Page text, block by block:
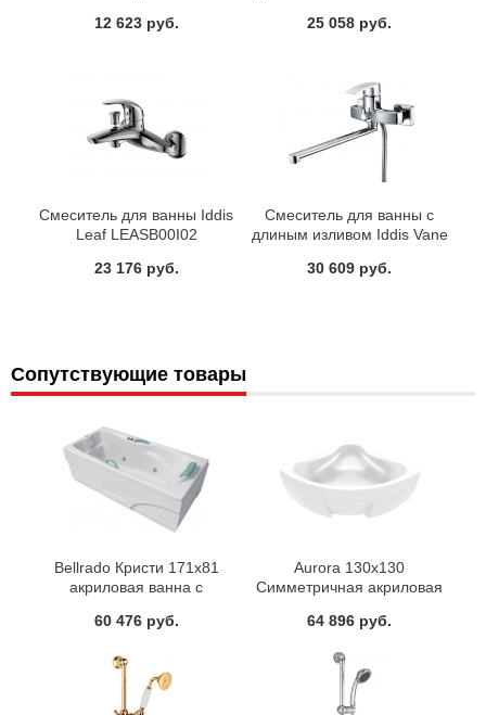
12 623 руб.
25 058 руб.
Смеситель для ванны Iddis
Leaf LEASB00I02
23 176 руб.
Смеситель для ванны с
длиным изливом Iddis Vane
30 609 руб.
Сопутствующие товары
Bellrado Кристи 171x81
акриловая ванна с
гидромассажных джет)
60 476 руб.
Aurora 130x130
Симметричная акриловая
64 896 руб.